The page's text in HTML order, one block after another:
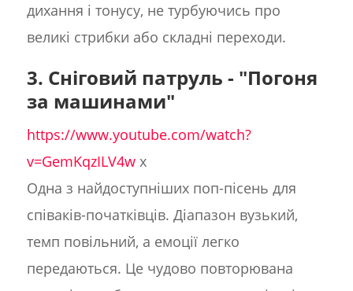
дихання і тонусу, не турбуючись про
великі стрибки або складні переходи.
3. Сніговий патруль - "Погоня
за машинами"
https://www.youtube.com/watch?
v=GemKqzILV4wx
Одна з найдоступніших поп-пісень для
співаків-початківців. Діапазон вузький,
темп повільний, а емоції легко
передаються. Це чудово повторювана